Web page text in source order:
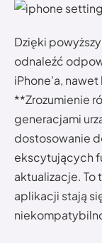
Dzięki
odnaleźć
iPhone’a,
**Zrozumienie
generacjami
dostosowanie
ekscytujących
aktualizacje. To
aplikacji stają